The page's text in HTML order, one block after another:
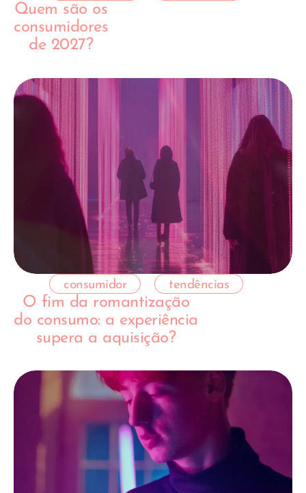
Quem são os
consumidores
de 2027?
consumidor tendências
O fim da romantização
do consumo: a experiência
supera a aquisição?